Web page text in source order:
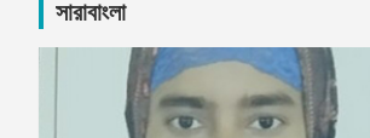
সারাবাংলা